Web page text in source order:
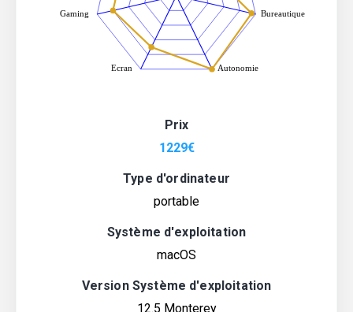
Prix
1229€
Type d'ordinateur
portable
Système d'exploitation
macOS
Version Système d'exploitation
12.5 Monterey